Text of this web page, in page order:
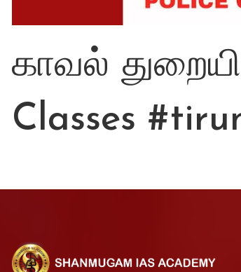
காவல்
Classes